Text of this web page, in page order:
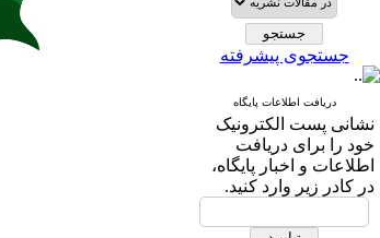
جستجوی پیشرفته
دریافت اطلاعات پایگاه
نشانی پست الكترونیک
خود را برای دریافت
اطلاعات و اخبار پایگاه،
در كادر زیر وارد كنید.